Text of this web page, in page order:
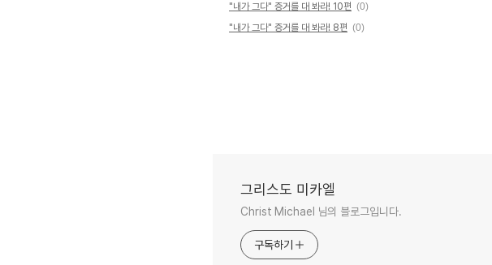
"내가 그다" 증거를 대 봐라! 10편 (0)
"내가 그다" 증거를 대 봐라! 8편 (0)
그리스도 미카엘
Christ Michael 님의 블로그입니다.
구독하기